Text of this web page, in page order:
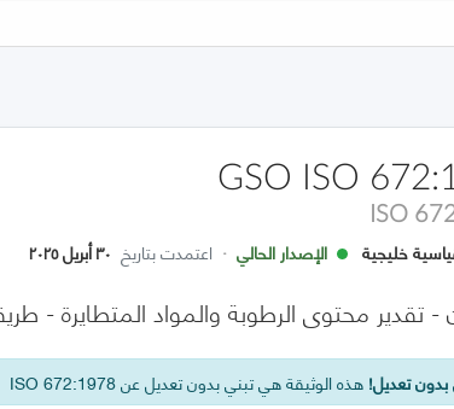
GSO ISO
ISO
خليجية الإصدار الحالي · اعتمدت بتاريخ ٣٠ أبريل ٢٠٢٥
- تقدير محتوى الرطوبة والمواد المتطايرة -
بدون تعديل! هذه الوثيقة هي تبني بدون تعديل عن ISO 672:1978